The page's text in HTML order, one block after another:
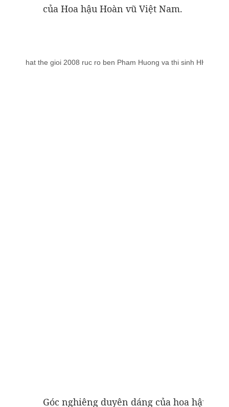
của Hoa hậu Hoàn vũ Việt Nam.
Góc nghiêng duyên dáng của hoa hậu